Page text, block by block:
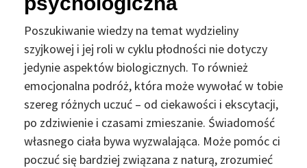
Poszukiwanie wiedzy na temat wydzieliny
szyjkowej i jej roli w cyklu płodności nie dotyczy
jedynie aspektów biologicznych. To również
emocjonalna podróż, która może wywołać w tobie
szereg różnych uczuć – od ciekawości i ekscytacji,
po zdziwienie i czasami zmieszanie. Świadomość
własnego ciała bywa wyzwalająca. Może pomóc ci
poczuć się bardziej związana z naturą, zrozumieć